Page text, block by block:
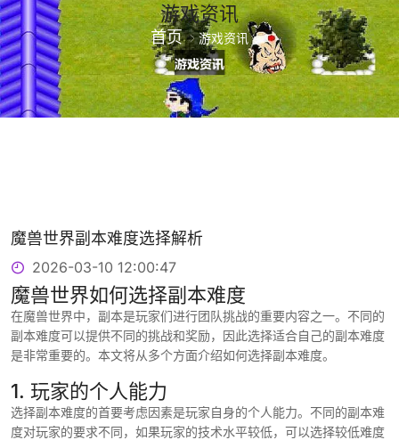
游戏资讯
首页 游戏资讯
魔兽世界副本难度选择解析
2026-03-10 12:00:47
魔兽世界如何选择副本难度
在魔兽世界中，副本是玩家们进行团队挑战的重要内容之一。不同的
副本难度可以提供不同的挑战和奖励，因此选择适合自己的副本难度
是非常重要的。本文将从多个方面介绍如何选择副本难度。
1. 玩家的个人能力
选择副本难度的首要考虑因素是玩家自身的个人能力。不同的副本难
度对玩家的要求不同，如果玩家的技术水平较低，可以选择较低难度